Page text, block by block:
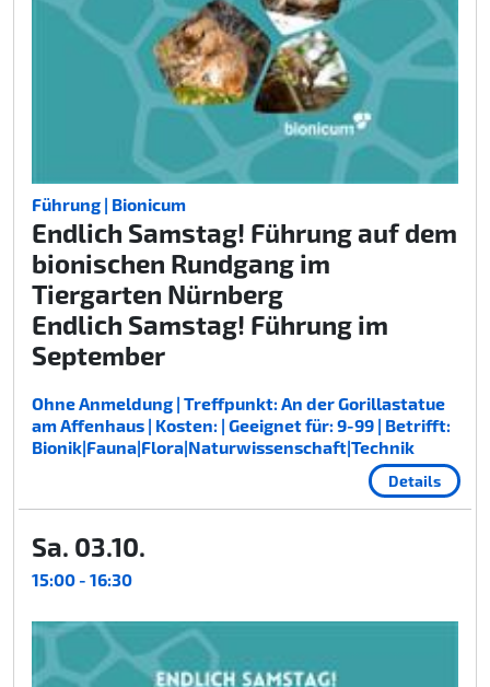
Führung | Bionicum
Endlich Samstag! Führung auf dem
bionischen Rundgang im
Tiergarten Nürnberg
Endlich Samstag! Führung im
September
Ohne Anmeldung | Treffpunkt: An der Gorillastatue
am Affenhaus | Kosten: | Geeignet für: 9-99 | Betrifft:
Bionik|Fauna|Flora|Naturwissenschaft|Technik
Details
Sa. 03.10.
15:00 - 16:30